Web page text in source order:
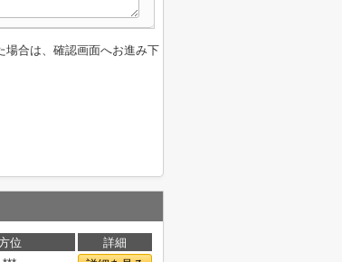
場合は、確認画面へお進み下
位
詳細